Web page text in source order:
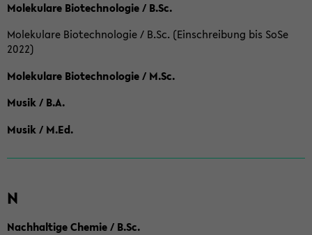
Molekulare Biotechnologie / B.Sc.
Molekulare Biotechnologie / B.Sc. (Einschreibung bis SoSe
2022)
Molekulare Biotechnologie / M.Sc.
Musik / B.A.
Musik / M.Ed.
N
Nachhaltige Chemie / B.Sc.